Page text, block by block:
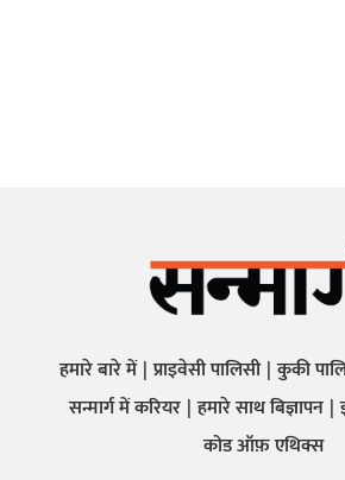
हमारे बारे में प्राइवेसी पालिसी कुकी
सन्मार्ग में करियर हमारे साथ बिज्ञापन
कोड ऑफ़ एथिक्स